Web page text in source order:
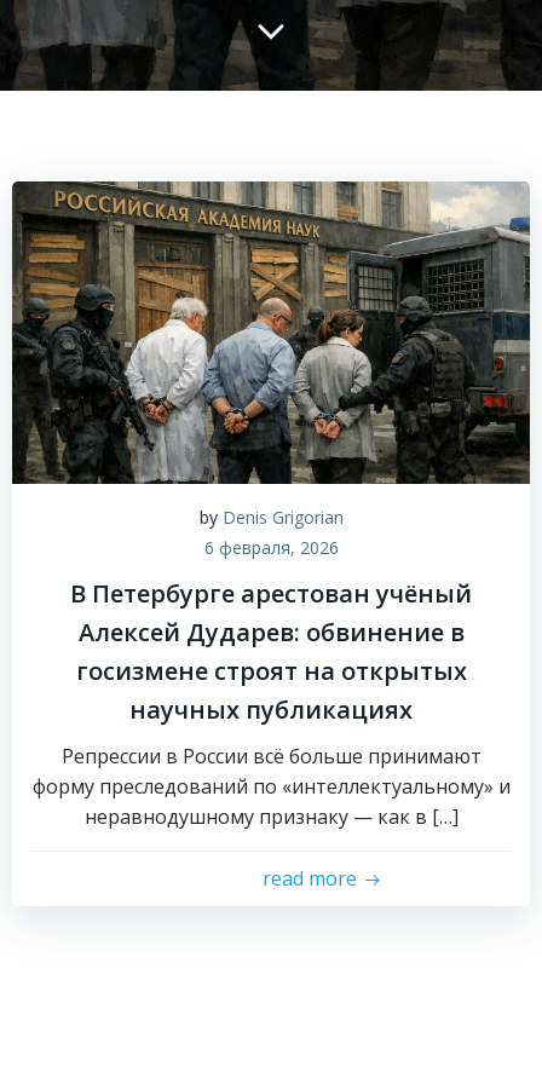
by Denis Grigorian
6 февраля, 2026
В Петербурге арестован учёный
Алексей Дударев: обвинение в
госизмене строят на открытых
научных публикациях
Репрессии в России всё больше принимают
форму преследований по «интеллектуальному» и
неравнодушному признаку — как в […]
read more